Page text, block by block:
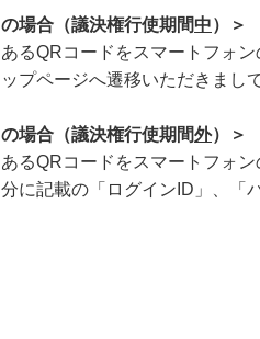
場合（議決権行使期間中）＞
るQRコードをスマートフォ
プページへ遷移いただきま
場合（議決権行使期間外）＞
るQRコードをスマートフォ
に記載の「ログインID」、